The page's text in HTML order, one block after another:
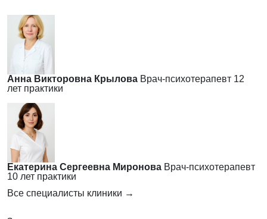
Анна Викторовна Крылова Врач-психотерапевт 12
лет практики
Екатерина Сергеевна Миронова Врач-психотерапевт
10 лет практики
Все специалисты клиники →